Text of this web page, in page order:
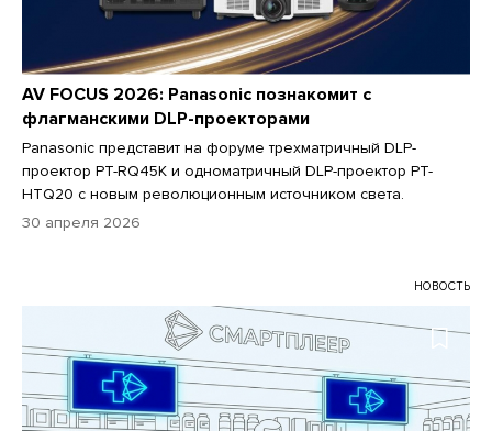
AV FOCUS 2026: Panasonic познакомит с
флагманскими DLP-проекторами
Panasonic представит на форуме трехматричный DLP-
проектор PT-RQ45K и одноматричный DLP-проектор PT-
HTQ20 с новым революционным источником света.
30 апреля 2026
НОВОСТЬ